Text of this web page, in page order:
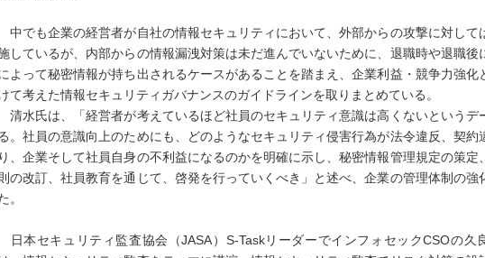
中でも企業の経営者が自社の情報セキュリティにおいて、外部からの攻撃に対して
しているが、内部からの情報漏洩対策は未だ進んでいないために、退職時や退職後
よって秘密情報が持ち出されるケースがあることを踏まえ、企業利益・競争力強化
て考えた情報セキュリティガバナンスのガイドラインを取りまとめている。
清水氏は、「経営者が考えているほど社員のセキュリティ意識は高くないというデ
。社員の意識向上のためにも、どのようなセキュリティ侵害行為が法令違反、契約
り、企業そして社員自身の不利益になるのかを明確に示し、秘密情報管理規定の策定
の改訂、社員教育を通じて、啓発を行っていくべき」と述べ、企業の管理体制の強
。
日本セキュリティ監査協会（JASA）S-TaskリーダーでインフォセックCSOの久